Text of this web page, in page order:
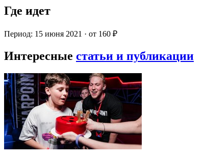
Где идет
Период: 15 июня 2021 · от 160 ₽
Интересные статьи и публикации